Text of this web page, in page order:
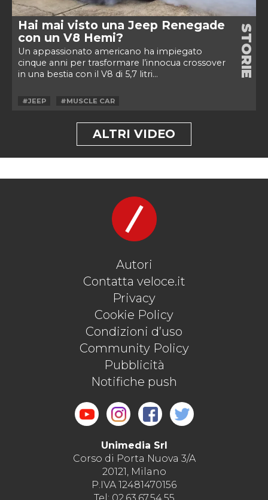
Hai mai visto una Jeep Renegade
con un V8 Hemi?
Un appassionato americano ha impiegato
cinque anni per trasformare l’innocua crossover
in una bestia con il V8 di 5,7 litri...
STORIE
#JEEP #MUSCLE CAR
ALTRI VIDEO
Autori
Contatta veloce.it
Privacy
Cookie Policy
Condizioni d’uso
Community Policy
Pubblicità
Notifiche push
Unimedia Srl
Corso di Porta Nuova 3/A
20121, Milano
P.IVA 12481470156